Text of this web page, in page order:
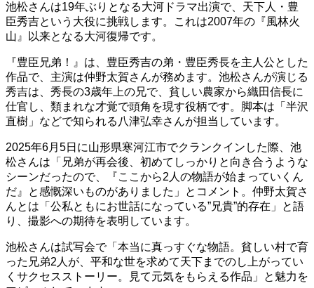
池松さんは19年ぶりとなる大河ドラマ出演で、天下人・豊
臣秀吉という大役に挑戦します。これは2007年の『風林火
山』以来となる大河復帰です。
『豊臣兄弟！』は、豊臣秀吉の弟・豊臣秀長を主人公とした
作品で、主演は仲野太賀さんが務めます。池松さんが演じる
秀吉は、秀長の3歳年上の兄で、貧しい農家から織田信長に
仕官し、類まれな才覚で頭角を現す役柄です。脚本は「半沢
直樹」などで知られる八津弘幸さんが担当しています。
2025年6月5日に山形県寒河江市でクランクインした際、池
松さんは「兄弟が再会後、初めてしっかりと向き合うような
シーンだったので、『ここから2人の物語が始まっていくん
だ』と感慨深いものがありました」とコメント。仲野太賀さ
んとは「公私ともにお世話になっている”兄貴”的存在」と語
り、撮影への期待を表明しています。
池松さんは試写会で「本当に真っすぐな物語。貧しい村で育
った兄弟2人が、平和な世を求めて天下までのし上がってい
くサクセスストーリー。見て元気をもらえる作品」と魅力を